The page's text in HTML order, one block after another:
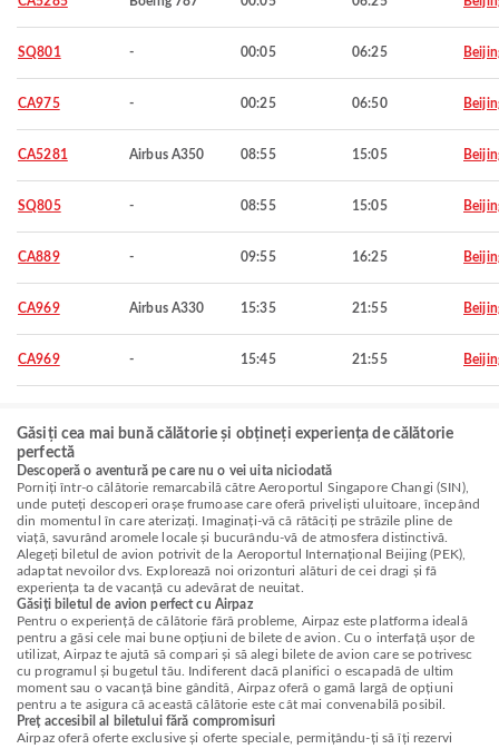
SQ801 - 00:05 06:25
CA975 - 00:25 06:50
CA5281 Airbus A350 08:55 15:05
SQ805 - 08:55 15:05
CA889 - 09:55 16:25
CA969 Airbus A330 15:35 21:55
CA969 - 15:45 21:55
Găsiți cea mai bună călătorie și obțineți experiența de călătorie
perfectă
Descoperă o aventură pe care nu o vei uita niciodată
Porniți într-o călătorie remarcabilă către Aeroportul Singapore Changi (SIN),
unde puteți descoperi orașe frumoase care oferă priveliști uluitoare, începând
din momentul în care aterizați. Imaginați-vă că rătăciți pe străzile pline de
viață, savurând aromele locale și bucurându-vă de atmosfera distinctivă.
Alegeți biletul de avion potrivit de la Aeroportul Internațional Beijing (PEK),
adaptat nevoilor dvs. Explorează noi orizonturi alături de cei dragi și fă
experiența ta de vacanță cu adevărat de neuitat.
Găsiți biletul de avion perfect cu Airpaz
Pentru o experiență de călătorie fără probleme, Airpaz este platforma ideală
pentru a găsi cele mai bune opțiuni de bilete de avion. Cu o interfață ușor de
utilizat, Airpaz te ajută să compari și să alegi bilete de avion care se potrivesc
cu programul și bugetul tău. Indiferent dacă planifici o escapadă de ultim
moment sau o vacanță bine gândită, Airpaz oferă o gamă largă de opțiuni
pentru a te asigura că această călătorie este cât mai convenabilă posibil.
Preț accesibil al biletului fără compromisuri
Airpaz oferă oferte exclusive și oferte speciale, permițându-ți să îți rezervi